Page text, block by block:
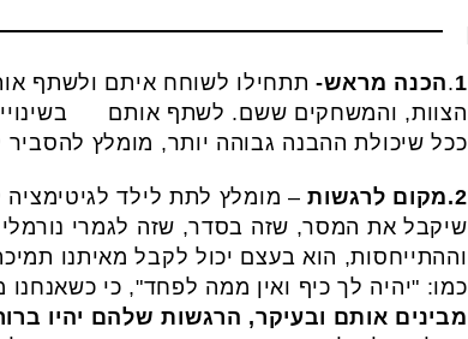
1
.הכנה מראש- תתחילו לשוחח איתם ולשתף
הצוות, והמשחקים ששם. לשתף אותם
ככל שיכולת ההבנה גבוהה יותר, מומלץ
2.מקום לרגשות
– מומלץ לתת לילד
שיקבל את המסר, שזה בסדר, שזה לגמרי
וההתייחסות, הוא בעצם יכול לקבל מאיתנו
כמו: "יהיה לך כיף ואין ממה לפחד", כי
מבינים אותם ובעיקר, הרגשות שלהם יהיו